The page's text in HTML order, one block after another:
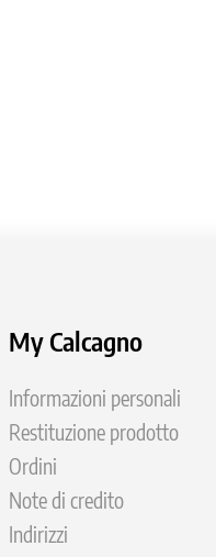
My Calcagno
Informazioni personali
Restituzione prodotto
Ordini
Note di credito
Indirizzi